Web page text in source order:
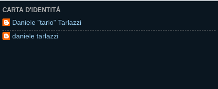
CARTA D'IDENTITÀ
Daniele "tarlo" Tarlazzi
daniele tarlazzi